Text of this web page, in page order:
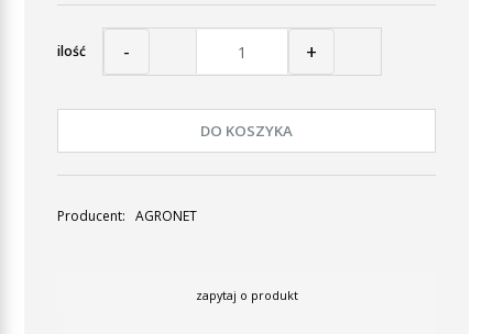
ilość - +
DO KOSZYKA
Producent: AGRONET
zapytaj o produkt